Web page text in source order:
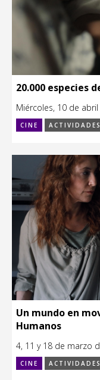
20.000 especies
Miércoles, 10 de abril
CINE ACTIVIDADES
Un mundo en
Humanos
4, 11 y 18 de marzo
CINE ACTIVIDADES